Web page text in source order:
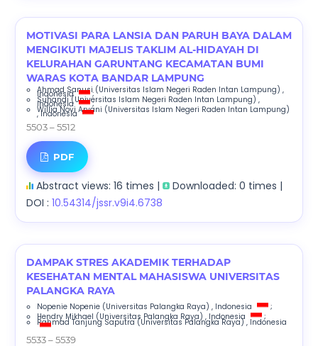
MOTIVASI PARA LANSIA DAN PARUH BAYA DALAM
MENGIKUTI MAJELIS TAKLIM AL-HIDAYAH DI
KELURAHAN GARUNTANG KECAMATAN BUMI
WARAS KOTA BANDAR LAMPUNG
Ahmad Sanusi (Universitas Islam Negeri Raden Intan Lampung) ,
Indonesia ;
Suhandi(Universitas Islam Negeri Raden Intan Lampung) ,
Indonesia ;
Willia Novi Aryani (Universitas Islam Negeri Raden Intan Lampung)
, Indonesia
5503 – 5512
PDF
Abstract views: 16 times |
Downloaded: 0 times |
DOI : 10.54314/jssr.v9i4.6738
DAMPAK STRES AKADEMIK TERHADAP
KESEHATAN MENTAL MAHASISWA UNIVERSITAS
PALANGKA RAYA
Nopenie Nopenie (Universitas Palangka Raya) , Indonesia
;
Hendry Mikhael (Universitas Palangka Raya) , Indonesia ;
Rahmad Tanjung Saputra(Universitas Palangka Raya) , Indonesia
5533 – 5539